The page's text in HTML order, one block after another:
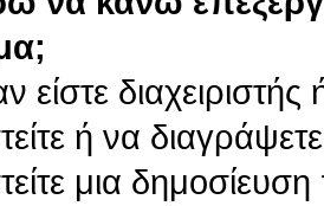
είστε
ή να
μια